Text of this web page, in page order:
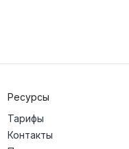
Ресурсы
Тарифы
Контакты